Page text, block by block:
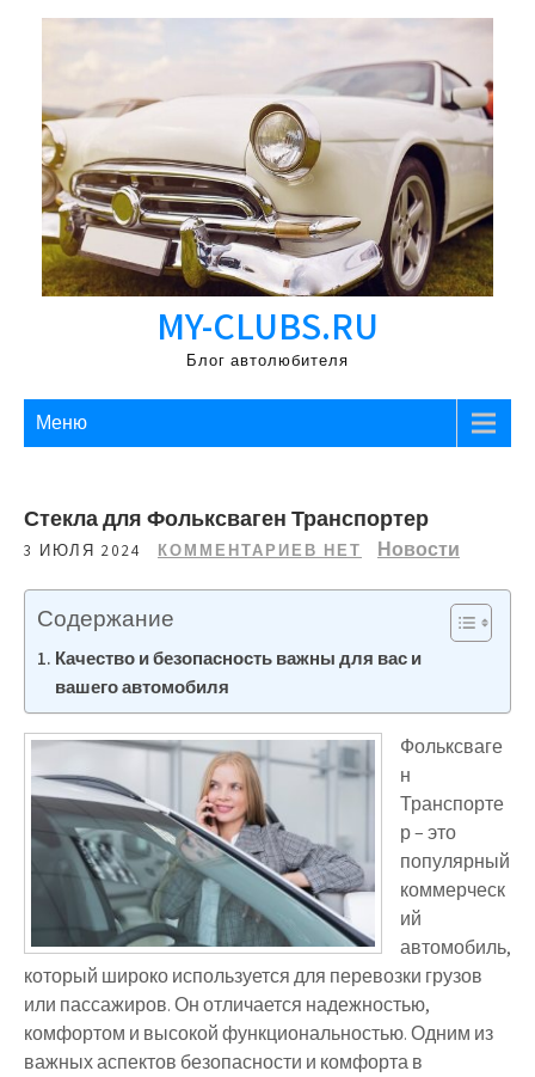
Перейти
MY-CLUBS.RU
Блог автолюбителя
Меню
Стекла для Фольксваген Транспортер
3 ИЮЛЯ 2024 КОММЕНТАРИЕВ НЕТ Новости
Содержание
Качество и безопасность важны для вас и
вашего автомобиля
Фольксваге
н
Транспорте
р – это
популярный
коммерческ
ий
автомобиль,
который широко используется для перевозки грузов
или пассажиров. Он отличается надежностью,
комфортом и высокой функциональностью. Одним из
важных аспектов безопасности и комфорта в